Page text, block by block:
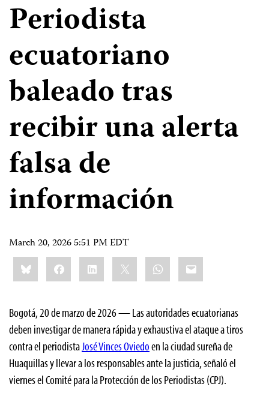
Periodista
ecuatoriano
baleado tras
recibir una alerta
falsa de
información
March 20, 2026 5:51 PM EDT
Share
this:BlueskyFacebookLinkedIn WhatsApp
Email
Bogotá, 20 de marzo de 2026 — Las autoridades ecuatorianas
deben investigar de manera rápida y exhaustiva el ataque a tiros
contra el periodistaJosé Vinces Oviedoen la ciudad sureña de
Huaquillas y llevar a los responsables ante la justicia, señaló el
viernes el Comité para la Protección de los Periodistas (CPJ).